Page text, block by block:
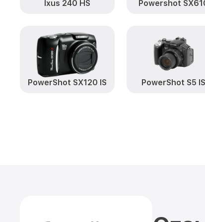
Ixus 240 HS Powershot
PowerShot SX120 IS PowerShot S5 IS